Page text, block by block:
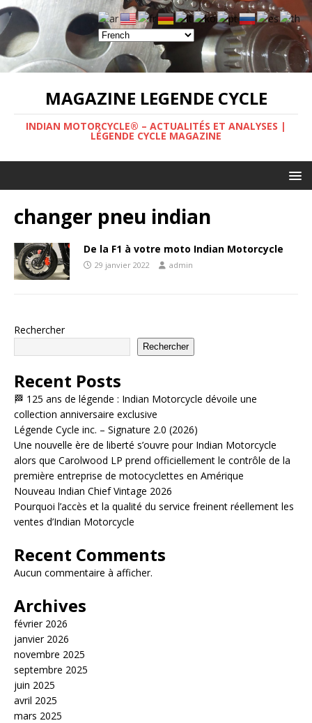
MAGAZINE LEGENDE CYCLE
INDIAN MOTORCYCLE® – ACTUALITÉS ET ANALYSES |
LÉGENDE CYCLE MAGAZINE
changer pneu indian
De la F1 à votre moto Indian Motorcycle
29 janvier 2022 admin
Rechercher
Rechercher
Recent Posts
🏁 125 ans de légende : Indian Motorcycle dévoile une
collection anniversaire exclusive
Légende Cycle inc. – Signature 2.0 (2026)
Une nouvelle ère de liberté s’ouvre pour Indian Motorcycle
alors que Carolwood LP prend officiellement le contrôle de la
première entreprise de motocyclettes en Amérique
Nouveau Indian Chief Vintage 2026
Pourquoi l’accès et la qualité du service freinent réellement les
ventes d’Indian Motorcycle
Recent Comments
Aucun commentaire à afficher.
Archives
février 2026
janvier 2026
novembre 2025
septembre 2025
juin 2025
avril 2025
mars 2025